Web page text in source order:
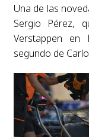
Una de las
Sergio Pérez,
Verstappen
segundo de